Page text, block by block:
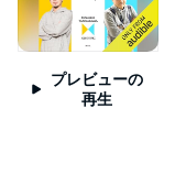
プレビューの
再生